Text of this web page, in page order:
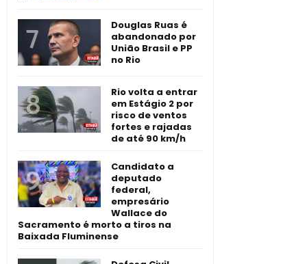
Douglas Ruas é
abandonado por
União Brasil e PP
no Rio
Rio volta a entrar
em Estágio 2 por
risco de ventos
fortes e rajadas
de até 90 km/h
Candidato a
deputado
federal,
empresário
Wallace do
Sacramento é morto a tiros na
Baixada Fluminense